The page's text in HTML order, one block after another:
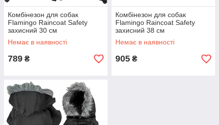
Комбінезон для собак
Flamingo Raincoat Safety
захисний 30 см
Немає в наявності
789 ₴
Комбінезон для собак
Flamingo Raincoat Safety
захисний 38 см
Немає в наявності
905 ₴